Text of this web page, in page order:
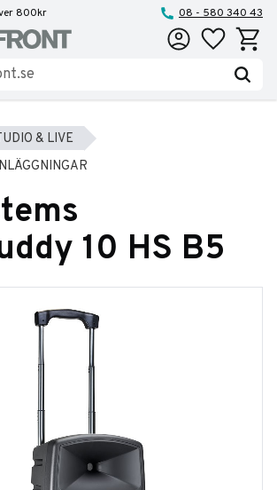
800kr 08 - 580 340 43
Favoriter
& LIVE
10 HS B5